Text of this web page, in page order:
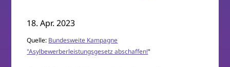
18. Apr. 2023
Quelle: Bundesweite Kampagne
"Asylbewerberleistungsgesetz abschaffen!"